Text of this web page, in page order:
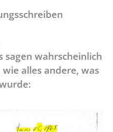
sagen wahrscheinlich
alles andere, was